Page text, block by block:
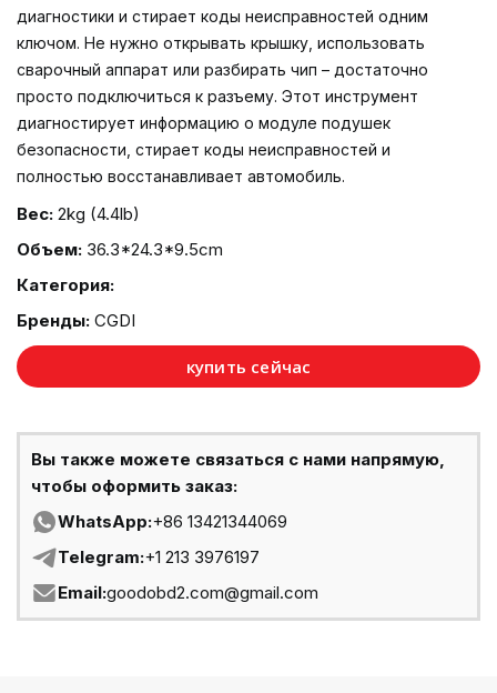
диагностики и стирает коды неисправностей одним
ключом. Не нужно открывать крышку, использовать
сварочный аппарат или разбирать чип – достаточно
просто подключиться к разъему. Этот инструмент
диагностирует информацию о модуле подушек
безопасности, стирает коды неисправностей и
полностью восстанавливает автомобиль.
Вес: 2kg (4.4lb)
Объем: 36.3*24.3*9.5cm
Категория:
Бренды: CGDI
купить сейчас
Вы также можете связаться с нами напрямую,
чтобы оформить заказ:
WhatsApp:+86 13421344069
Telegram:+1 213 3976197
Email:goodobd2.com@gmail.com